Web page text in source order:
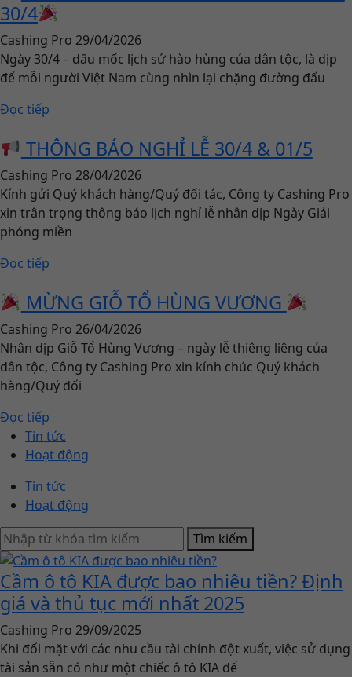
30/4
Cashing Pro 29/04/2026
Ngày 30/4 – dấu mốc lịch sử hào hùng của dân tộc, là dịp
để mỗi người Việt Nam cùng nhìn lại chặng đường đấu
Đọc tiếp
THÔNG BÁO NGHỈ LỄ 30/4 & 01/5
Cashing Pro 28/04/2026
Kính gửi Quý khách hàng/Quý đối tác, Công ty Cashing Pro
xin trân trọng thông báo lịch nghỉ lễ nhân dịp Ngày Giải
phóng miền
Đọc tiếp
MỪNG GIỖ TỔ HÙNG VƯƠNG
Cashing Pro 26/04/2026
Nhân dịp Giỗ Tổ Hùng Vương – ngày lễ thiêng liêng của
dân tộc, Công ty Cashing Pro xin kính chúc Quý khách
hàng/Quý đối
Đọc tiếp
Tin tức
Hoạt động
Tin tức
Hoạt động
Tìm kiếm
Cầm ô tô KIA được bao nhiêu tiền? Định
giá và thủ tục mới nhất 2025
Cashing Pro 29/09/2025
Khi đối mặt với các nhu cầu tài chính đột xuất, việc sử dụng
tài sản sẵn có như một chiếc ô tô KIA để